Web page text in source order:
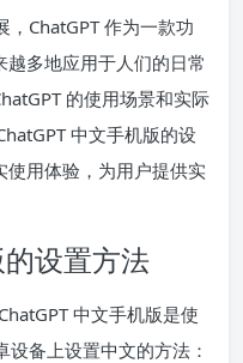
ChatGPT 作为一款功
多地应用于人们的日常
的使用场景和实际
中文手机版的设
用体验，为用户提供实
设置方法
中文手机版是使
备上设置中文的方法：